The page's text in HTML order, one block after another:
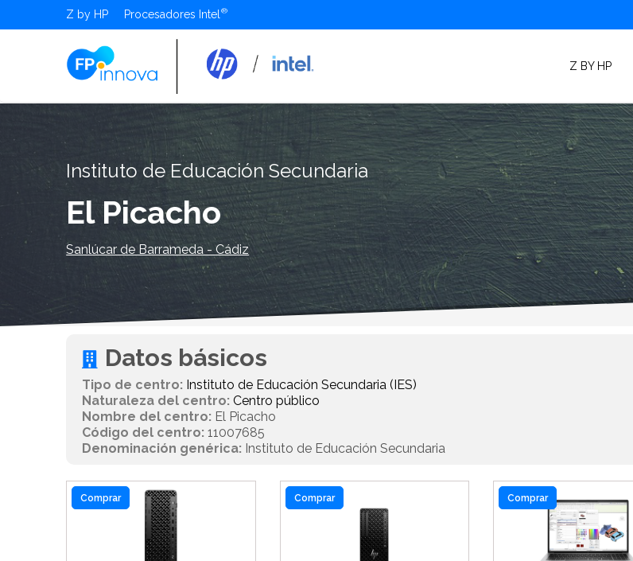
Z by HP Procesadores Intel
Z BY HP
Instituto de Educación Secundaria
El Picacho
Sanlúcar de Barrameda - Cádiz
Datos básicos
Tipo de centro: Instituto de Educación Secundaria (IES)
Naturaleza del centro: Centro público
Nombre del centro: El Picacho
Código del centro: 11007685
Denominación genérica: Instituto de Educación Secundaria
Comprar Comprar Comprar